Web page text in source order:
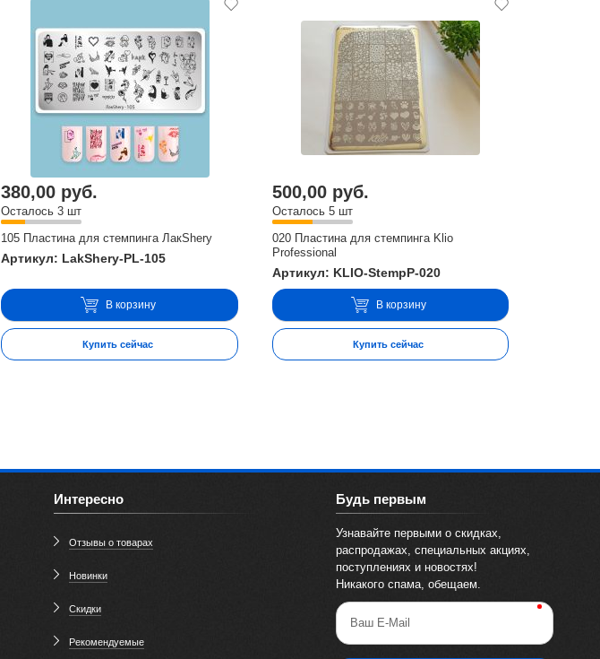
380,00 руб.
Осталось 3 шт
105 Пластина для стемпинга ЛакShery
Артикул: LakShery-PL-105
В корзину
Купить сейчас
500,00 руб.
Осталось 5 шт
020 Пластина для стемпинга Klio
Professional
Артикул: KLIO-StempP-020
В корзину
Купить сейчас
Интересно
Отзывы о товарах
Новинки
Скидки
Рекомендуемые
Будь первым
Узнавайте первыми о скидках,
распродажах, специальных акциях,
поступлениях и новостях!
Никакого спама, обещаем.
Ваш E-Mail